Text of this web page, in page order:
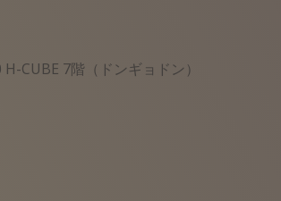
CUBE 7階（ドンギョドン）